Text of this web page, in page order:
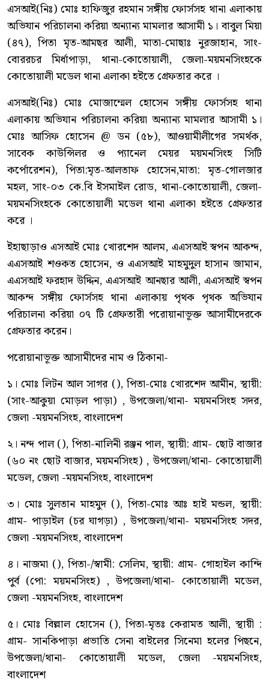
এসআই(নিঃ) মোঃ হাফিজুর রহমান সঙ্গীয় ফোর্সসহ থানা এলাকায়
অভিযান পরিচালনা করিয়া অন্যান্য মামলার আসামী ১। বাবুল মিয়া
(৪৭), পিতা মৃত-আমছর আলী, মাতা-মোছাঃ নুরজাহান, সাং-
বোররচর মির্ধাপাড়া, থানা-কোতোয়ালী, জেলা-ময়মনসিংহকে
কোতোয়ালী মডেল থানা এলাকা হইতে গ্রেফতার করে ।
এসআই(নিঃ) মোঃ মোজাম্মেল হোসেন সঙ্গীয় ফোর্সসহ থানা
এলাকায় অভিযান পরিচালনা করিয়া অন্যান্য মামলার আসামী ১।
মোঃ আসিফ হোসেন @ ডন (৫৮), আওয়ামীলীগের সমর্থক,
সাবেক কাউন্সিলর ও প্যানেল মেয়র ময়মনসিংহ সিটি
কর্পোরেশন), পিতা:মৃত-আলতাফ হোসেন,মাতা: মৃত-গোলজার
মহল, সাং-০৩ কে.বি ইসমাইল রোড, থানা-কোতোয়ালী, জেলা-
ময়মনসিংহকে কোতোয়ালী মডেল থানা এলাকা হইতে গ্রেফতার
করে ।
ইহাছাড়াও এসআই মোঃ খোরশেদ আলম, এএসআই স্বপন আকন্দ,
এএসআই শওকত হোসেন, ও এএসআই মাহমুদুল হাসান জামান,
এএসআই ফরহাদ উদ্দিন, এএসআই আনছার আলী, এএসআই স্বপন
আকন্দ সঙ্গীয় ফোর্সসহ থানা এলাকায় পৃথক পৃথক অভিযান
পরিচালনা করিয়া ০৭ টি গ্রেফতারী পরোয়ানাভূক্ত আসামীদেরকে
গ্রেফতার করেন।
পরোয়ানাভূক্ত আসামীদের নাম ও ঠিকানা-
১। মোঃ লিটন আল সাগর (), পিতা-মোঃ খোরশেদ আমীন, স্থায়ী:
(সাং-আকুয়া মোড়ল পাড়া) , উপজেলা/থানা- ময়মনসিংহ সদর,
জেলা -ময়মনসিংহ, বাংলাদেশ
২। নন্দ পাল (), পিতা-নালিনী রঞ্জন পাল, স্থায়ী: গ্রাম- ছোট বাজার
(৬০ নং ছোট বাজার, ময়মনসিংহ) , উপজেলা/থানা- কোতোয়ালী
মডেল, জেলা -ময়মনসিংহ, বাংলাদেশ
৩। মোঃ সুলতান মাহমুদ (), পিতা-মোঃ আঃ হাই মন্ডল, স্থায়ী:
গ্রাম- পাড়াইল (চর ঘাগড়া) , উপজেলা/থানা- ময়মনসিংহ সদর,
জেলা -ময়মনসিংহ, বাংলাদেশ
৪। নাজমা (), পিতা-/স্বামী: সেলিম, স্থায়ী: গ্রাম- গোহাইল কান্দি
পুর্ব (পো: ময়মনসিংহ) , উপজেলা/থানা- কোতোয়ালী মডেল,
জেলা -ময়মনসিংহ, বাংলাদেশ
৫। মোঃ বিল্লাল হোসেন (), পিতা-মৃতঃ কেরামত আলী, স্থায়ী :
গ্রাম- সানকিপাড়া প্রভাতি সেনা বাইলের সিনেমা হলের পিছনে,
উপজেলা/থানা- কোতোয়ালী মডেল, জেলা -ময়মনসিংহ,
বাংলাদেশ